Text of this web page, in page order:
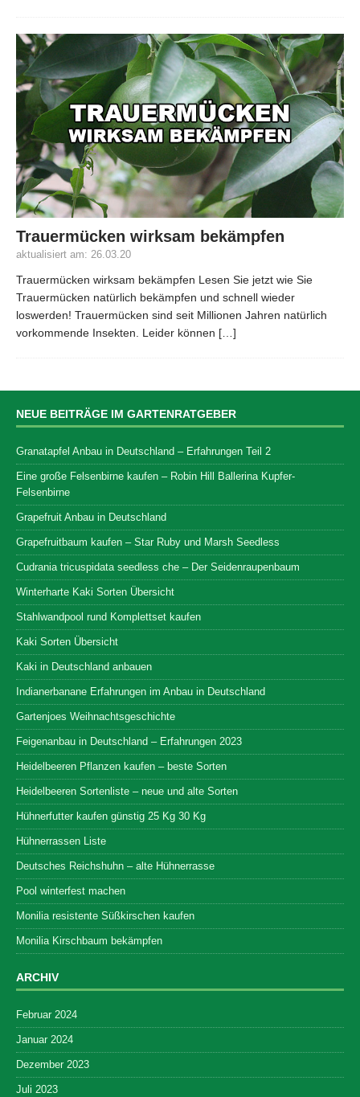
Trauermücken wirksam bekämpfen
aktualisiert am: 26.03.20
Trauermücken wirksam bekämpfen Lesen Sie jetzt wie Sie
Trauermücken natürlich bekämpfen und schnell wieder
loswerden! Trauermücken sind seit Millionen Jahren natürlich
vorkommende Insekten. Leider können […]
NEUE BEITRÄGE IM GARTENRATGEBER
Granatapfel Anbau in Deutschland – Erfahrungen Teil 2
Eine große Felsenbirne kaufen – Robin Hill Ballerina Kupfer-
Felsenbirne
Grapefruit Anbau in Deutschland
Grapefruitbaum kaufen – Star Ruby und Marsh Seedless
Cudrania tricuspidata seedless che – Der Seidenraupenbaum
Winterharte Kaki Sorten Übersicht
Stahlwandpool rund Komplettset kaufen
Kaki Sorten Übersicht
Kaki in Deutschland anbauen
Indianerbanane Erfahrungen im Anbau in Deutschland
Gartenjoes Weihnachtsgeschichte
Feigenanbau in Deutschland – Erfahrungen 2023
Heidelbeeren Pflanzen kaufen – beste Sorten
Heidelbeeren Sortenliste – neue und alte Sorten
Hühnerfutter kaufen günstig 25 Kg 30 Kg
Hühnerrassen Liste
Deutsches Reichshuhn – alte Hühnerrasse
Pool winterfest machen
Monilia resistente Süßkirschen kaufen
Monilia Kirschbaum bekämpfen
ARCHIV
Februar 2024
Januar 2024
Dezember 2023
Juli 2023